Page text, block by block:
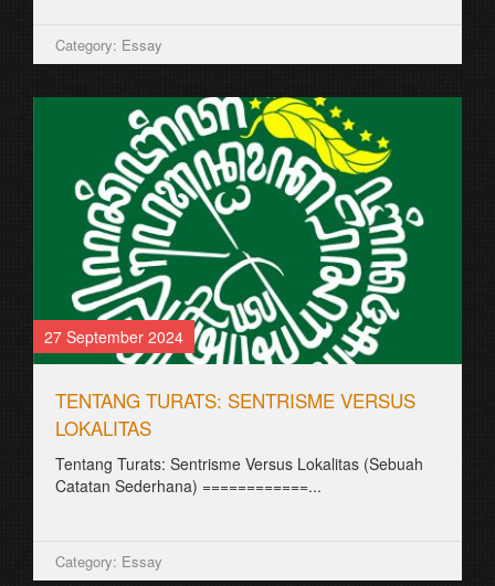
Category: Essay
27 September 2024
TENTANG TURATS: SENTRISME VERSUS
LOKALITAS
Tentang Turats: Sentrisme Versus Lokalitas (Sebuah
Catatan Sederhana) ============...
Category: Essay